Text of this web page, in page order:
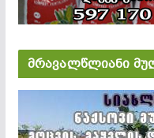
მრავალწლიანი